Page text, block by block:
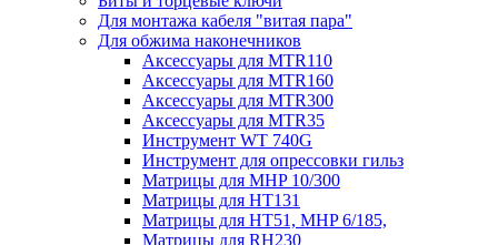
Для монтажа кабеля "витая пара"
Для обжима наконечников
Аксессуары для MTR110
Аксессуары для MTR160
Аксессуары для MTR300
Аксессуары для MTR35
Инструмент WT 740G
Инструмент для опрессовки гильз
Матрицы для MHP 10/300
Матрицы для НТ131
Матрицы для НТ51, MHP 6/185,
Матрицы для RH230